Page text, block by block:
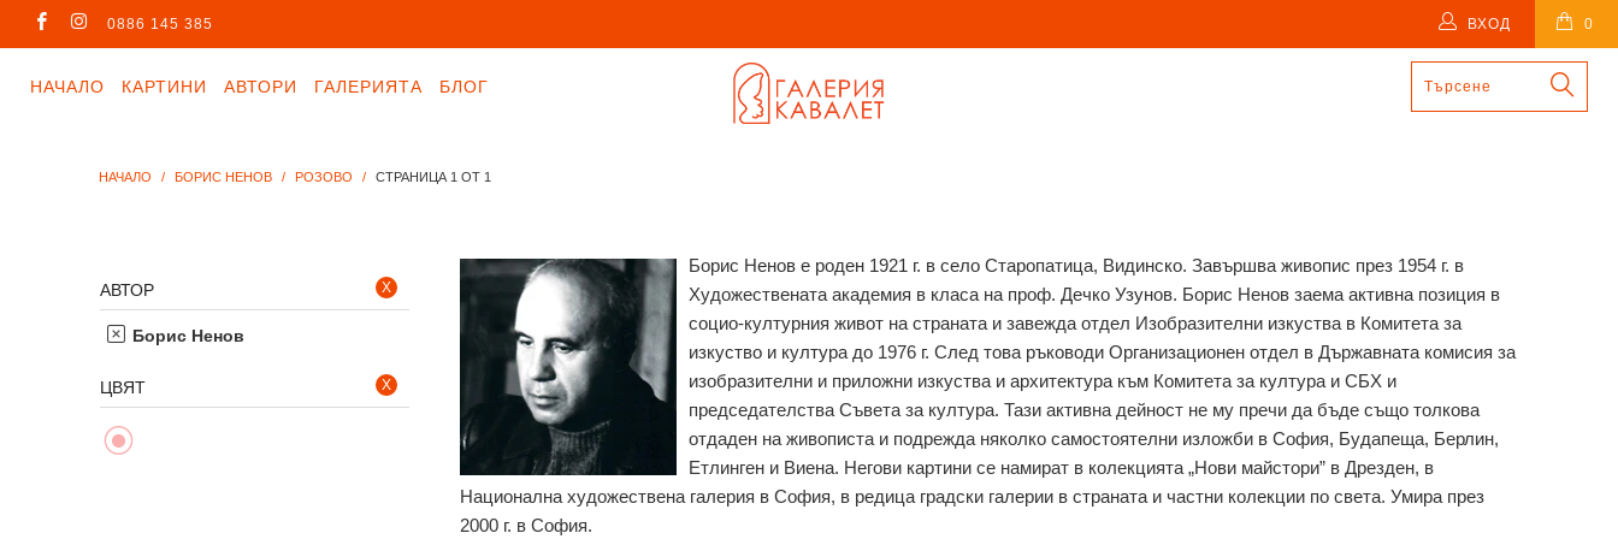
0886 145 385 0
ВХОД
НАЧАЛО КАРТИНИ АВТОРИ ГАЛЕРИЯТА БЛОГ
НАЧАЛО / БОРИС НЕНОВ / РОЗОВО / СТРАНИЦА 1 ОТ 1
АВТОР
Борис Ненов
Х
ЦВЯТ Х
Борис Ненов е роден 1921 г. в село Старопатица, Видинско. Завършва живопис през 1954 г. в
Художествената академия в класа на проф. Дечко Узунов. Борис Ненов заема активна позиция в
социо-културния живот на страната и завежда отдел Изобразителни изкуства в Комитета за
изкуство и култура до 1976 г. След това ръководи Организационен отдел в Държавната комисия за
изобразителни и приложни изкуства и архитектура към Комитета за култура и СБХ и
председателства Съвета за култура. Тази активна дейност не му пречи да бъде също толкова
отдаден на живописта и подрежда няколко самостоятелни изложби в София, Будапеща, Берлин,
Етлинген и Виена. Негови картини се намират в колекцията „Нови майстори” в Дрезден, в
Национална художествена галерия в София, в редица градски галерии в страната и частни колекции по света. Умира през
2000 г. в София.